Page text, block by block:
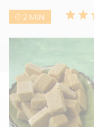
2 MIN